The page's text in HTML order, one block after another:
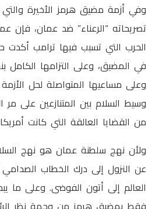
وفي أزمة مضيق هرمز الأخيرة
تصريحاته “الرعناء” ضد عمان، فإن
الحرب التي تسبب فيها ترامب أكدت
في المضيق، وعلى التزامها الكامل
وعلى مساعيها المتواصلة لحل
وسيط السلام بين المتنازعين على مر
من القضايا العالقة التي كانت
ولأن نهج سلطنة عمان هو نهج
عن النزول إلى درك الخطاب الصدامي
العالم إلى أتون الفوضى. وعلى ما